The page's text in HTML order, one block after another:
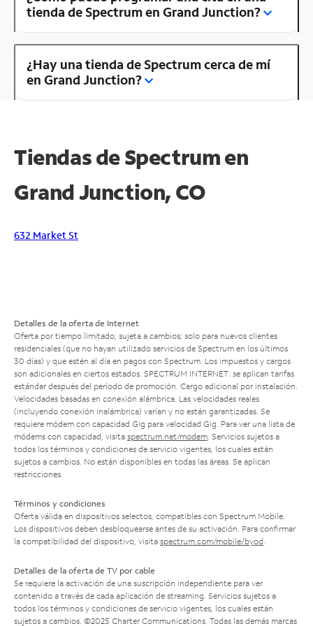
tienda de Spectrum en Grand Junction?
¿Hay una tienda de Spectrum cerca de mí
en Grand Junction?
Tiendas de Spectrum en
Grand Junction, CO
632 Market St
Detalles de la oferta de Internet
Oferta por tiempo limitado; sujeta a cambios; solo para nuevos clientes
residenciales (que no hayan utilizado servicios de Spectrum en los últimos
30 días) y que estén al día en pagos con Spectrum. Los impuestos y cargos
son adicionales en ciertos estados. SPECTRUM INTERNET: se aplican tarifas
estándar después del período de promoción. Cargo adicional por instalación.
Velocidades basadas en conexión alámbrica. Las velocidades reales
(incluyendo conexión inalámbrica) varían y no están garantizadas. Se
requiere módem con capacidad Gig para velocidad Gig. Para ver una lista de
módems con capacidad, visita spectrum.net/modem . Servicios sujetos a
todos los términos y condiciones de servicio vigentes, los cuales están
sujetos a cambios. No están disponibles en todas las áreas. Se aplican
restricciones.
Términos y condiciones
Oferta válida en dispositivos selectos, compatibles con Spectrum Mobile.
Los dispositivos deben desbloquearse antes de su activación. Para confirmar
la compatibilidad del dispositivo, visita spectrum.com/mobile/byod
Detalles de la oferta de TV por cable
Se requiere la activación de una suscripción independiente para ver
contenido a través de cada aplicación de streaming. Servicios sujetos a
todos los términos y condiciones de servicio vigentes, los cuales están
sujetos a cambios. ©2025 Charter Communications. Todas las demás marcas